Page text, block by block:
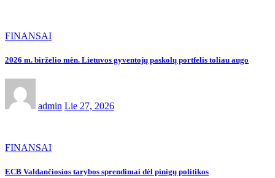
FINANSAI
2026 m. birželio mėn. Lietuvos gyventojų paskolų portfelis toliau augo
admin Lie 27, 2026
FINANSAI
ECB Valdančiosios tarybos sprendimai dėl pinigų politikos